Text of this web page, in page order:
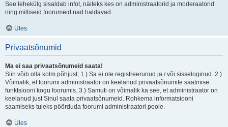
See lehekülg sisaldab infot, näiteks kes on administraatorid ja moderaatorid
ning milliseid foorumeid nad haldavad.
Üles
Privaatsõnumid
Ma ei saa privaatsõnumeid saata!
Siin võib olla kolm põhjust; 1.) Sa ei ole registreerunud ja / või sisseloginud. 2.)
Võimalik, et foorumi administraator on keelanud privaatsõnumite saatmise
funktsiooni kogu foorumis. 3.) Samuti on võimalik ka see, et administraator on
keelanud just Sinul saata privaatsõnumeid. Rohkema informatsiooni
saamiseks tuleks pöörduda foorumi administraatori poole.
Üles